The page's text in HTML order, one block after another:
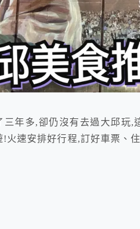
三年多,卻仍沒有去過大邱玩,
!火速安排好行程,訂好車票、